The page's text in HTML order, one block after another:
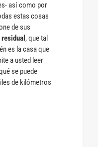
así como por
estas cosas
de sus
, que tal
es la casa que
a usted leer
se puede
de kilómetros